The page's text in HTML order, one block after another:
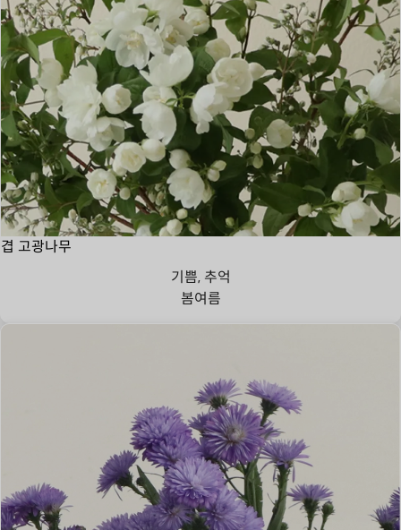
겹 고광나무
기쁨, 추억
봄여름